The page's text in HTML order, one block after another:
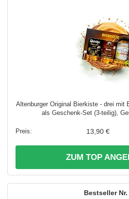
Altenburger Original Bierkiste - drei mit
als Geschenk-Set (3-teilig),
13,90 €
ZUM TOP